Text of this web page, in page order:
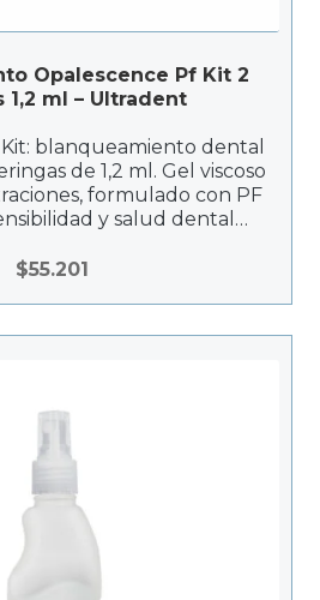
Opalescence Pf Kit 2
1,2 ml – Ultradent
blanqueamiento dental
de 1,2 ml. Gel viscoso
formulado con PF
y salud dental
y tonalidad estable.
$55.201